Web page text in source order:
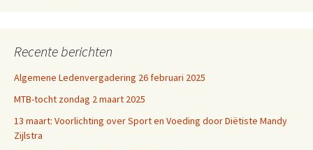
Recente berichten
Algemene Ledenvergadering 26 februari 2025
MTB-tocht zondag 2 maart 2025
13 maart: Voorlichting over Sport en Voeding door Diëtiste Mandy
Zijlstra